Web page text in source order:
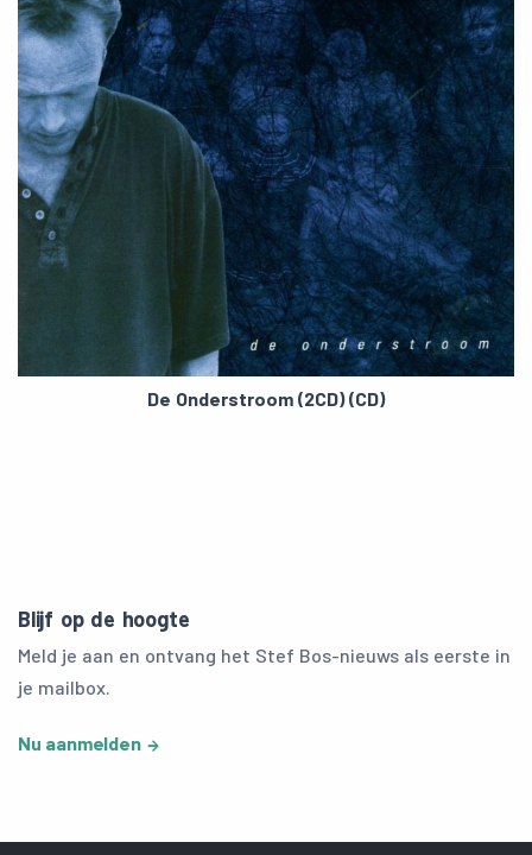
De Onderstroom (2CD) (CD)
Blijf op de hoogte
Meld je aan en ontvang het Stef Bos-nieuws als eerste in
je mailbox.
Nu aanmelden